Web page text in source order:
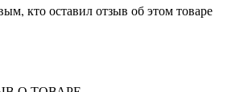
кто оставил отзыв об этом товаре